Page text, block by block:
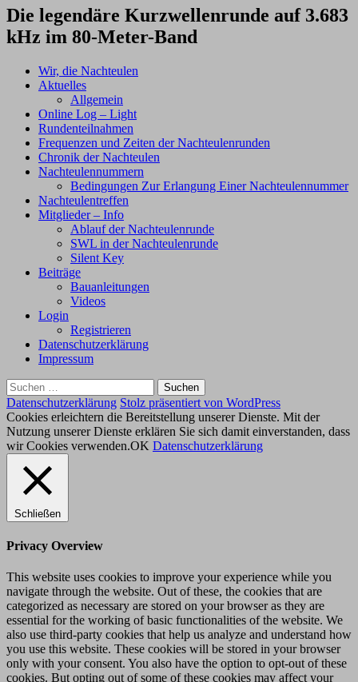
Die legendäre Kurzwellenrunde auf 3.683
kHz im 80-Meter-Band
Wir, die Nachteulen
Aktuelles
Allgemein
Online Log – Light
Rundenteilnahmen
Frequenzen und Zeiten der Nachteulenrunden
Chronik der Nachteulen
Nachteulennummern
Bedingungen Zur Erlangung Einer Nachteulennummer
Nachteulentreffen
Mitglieder – Info
Ablauf der Nachteulenrunde
SWL in der Nachteulenrunde
Silent Key
Beiträge
Bauanleitungen
Videos
Login
Registrieren
Datenschutzerklärung
Impressum
Suchen
nach:
Datenschutzerklärung Stolz präsentiert von WordPress
Cookies erleichtern die Bereitstellung unserer Dienste. Mit der
Nutzung unserer Dienste erklären Sie sich damit einverstanden, dass
wir Cookies verwenden.OK Datenschutzerklärung
Schließen
Privacy Overview
This website uses cookies to improve your experience while you
navigate through the website. Out of these, the cookies that are
categorized as necessary are stored on your browser as they are
essential for the working of basic functionalities of the website. We
also use third-party cookies that help us analyze and understand how
you use this website. These cookies will be stored in your browser
only with your consent. You also have the option to opt-out of these
cookies. But opting out of some of these cookies may affect your